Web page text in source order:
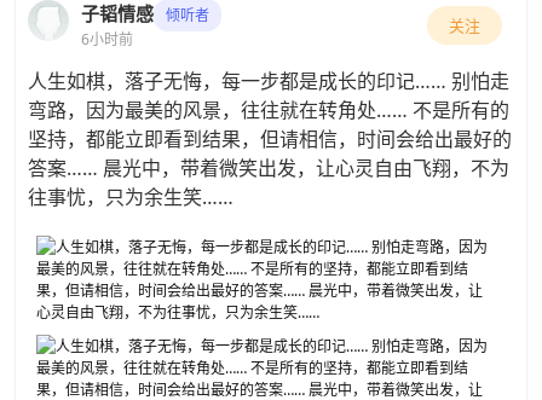
子韬情感
倾听者
6小时前
关注
人生如棋，落子无悔，每一步都是成长的印记…… 别怕走
弯路，因为最美的风景，往往就在转角处…… 不是所有的
坚持，都能立即看到结果，但请相信，时间会给出最好的
答案…… 晨光中，带着微笑出发，让心灵自由飞翔，不为
往事忧，只为余生笑……